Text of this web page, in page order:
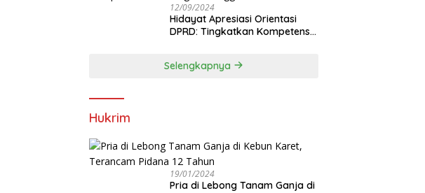
12/09/2024
Hidayat Apresiasi Orientasi
DPRD: Tingkatkan Kompetensi
Selengkapnya
Hukrim
19/01/2024
Pria di Lebong Tanam Ganja di